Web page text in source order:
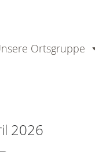
Ortsgruppe
2026